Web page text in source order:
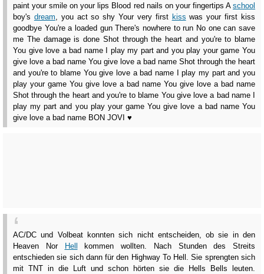
paint your smile on your lips Blood red nails on your fingertips A school
boy's dream, you act so shy Your very first kiss was your first kiss
goodbye You're a loaded gun There's nowhere to run No one can save
me The damage is done Shot through the heart and you're to blame
You give love a bad name I play my part and you play your game You
give love a bad name You give love a bad name Shot through the heart
and you're to blame You give love a bad name I play my part and you
play your game You give love a bad name You give love a bad name
Shot through the heart and you're to blame You give love a bad name I
play my part and you play your game You give love a bad name You
give love a bad name BON JOVI ♥
AC/DC und Volbeat konnten sich nicht entscheiden, ob sie in den
Heaven Nor Hell kommen wollten. Nach Stunden des Streits
entschieden sie sich dann für den Highway To Hell. Sie sprengten sich
mit TNT in die Luft und schon hörten sie die Hells Bells leuten.